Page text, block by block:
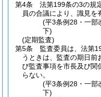
第4条
法第199条の3の規
員の合議により、識見を
(平3条例28・一部
下)
(定期監査)
第5条
監査委員は、法第
うときは、監査の期日前
び監査事項を市長及び関
らない。
(平3条例28・一部
下)